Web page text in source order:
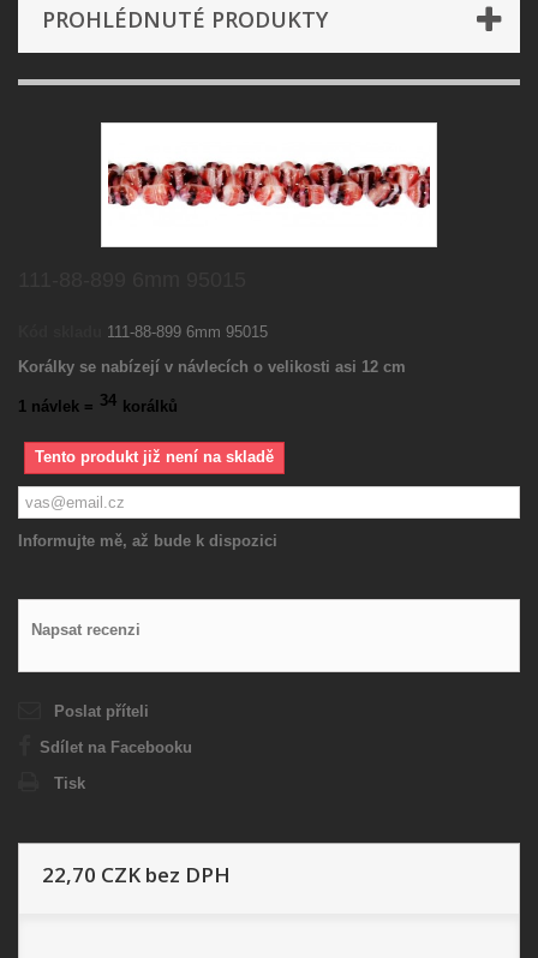
PROHLÉDNUTÉ PRODUKTY
111-88-899 6mm 95015
Korálky se nabízejí v návlecích o velikosti asi 12 cm
1 návlek = 34 korálků
Tento produkt již není na skladě
Informujte mě, až bude k dispozici
Napsat recenzi
Poslat příteli
Sdílet na Facebooku
Tisk
22,70 CZK bez DPH